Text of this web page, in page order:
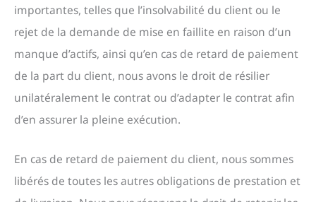
importantes, telles que l’insolvabilité du client ou le
rejet de la demande de mise en faillite en raison d’un
manque d’actifs, ainsi qu’en cas de retard de paiement
de la part du client, nous avons le droit de résilier
unilatéralement le contrat ou d’adapter le contrat afin
d’en assurer la pleine exécution.
En cas de retard de paiement du client, nous sommes
libérés de toutes les autres obligations de prestation et